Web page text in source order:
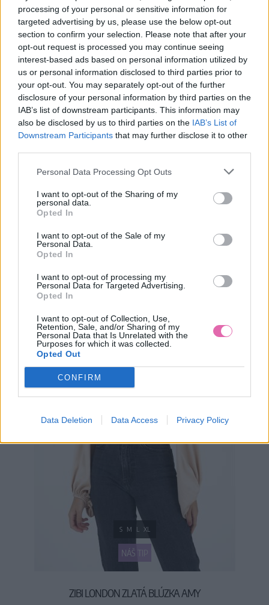
processing of your personal or sensitive information for
targeted advertising by us, please use the below opt-out
section to confirm your selection. Please note that after your
opt-out request is processed you may continue seeing
interest-based ads based on personal information utilized by
us or personal information disclosed to third parties prior to
your opt-out. You may separately opt-out of the further
disclosure of your personal information by third parties on the
IAB’s list of downstream participants. This information may
also be disclosed by us to third parties on the IAB’s List of
Downstream Participants that may further disclose it to other
Personal Data Processing Opt Outs
I want to opt-out of the Sharing of my
personal data.
Opted In
I want to opt-out of the Sale of my
Personal Data.
Opted In
I want to opt-out of processing my
Personal Data for Targeted Advertising.
Opted In
I want to opt-out of Collection, Use,
Retention, Sale, and/or Sharing of my
Personal Data that Is Unrelated with the
Purposes for which it was collected.
Opted Out
CONFIRM
Data Deletion Data Access Privacy Policy
GEORGIA KAKI KOŠEĽA
34,90 €
NÁŠ TIP
S M L XL
ZIBI LONDON ZLATÁ BLÚZKA AMY